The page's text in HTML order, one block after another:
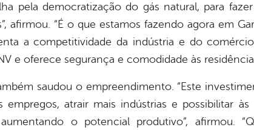
pela democratização do gás natural, para
afirmou. “É o que estamos fazendo agora em
a competitividade da indústria e do
e oferece segurança e comodidade às
saudou o empreendimento. “Este
atrair mais indústrias e possibilitar
o potencial produtivo”, afirmou.